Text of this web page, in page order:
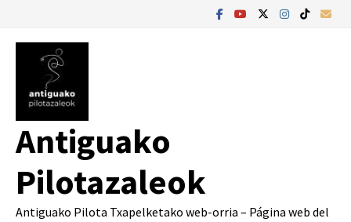
contenido
Antiguako
Pilotazaleok
Antiguako Pilota Txapelketako web-orria – Página web del